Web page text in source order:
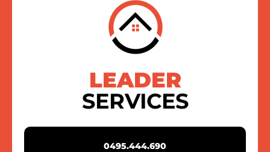
LEADER
SERVICES
0495.444.690